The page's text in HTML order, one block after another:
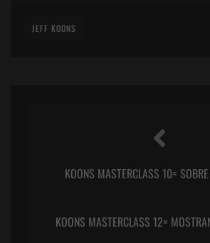
JEFF KOONS
KOONS MASTERCLASS 10=
KOONS MASTERCLASS 12=